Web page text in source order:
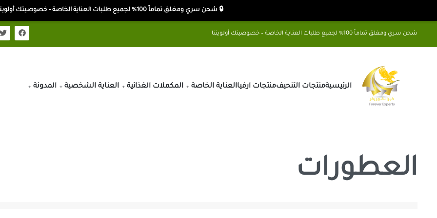
🔒 شحن سري ومغلق تماماً 100% لجميع طلبات العناية الخاصة - خصوصيتك أولويتنا
شحن سري ومغلق تماماً 100% لجميع طلبات العناية الخاصة – خصوصيتك أولويتنا
الرئيسيةمنتجات التنحيفمنتجات ارفياالعناية الخاصة المكملات الغذائية العناية الشخصية المدونة
العطورات